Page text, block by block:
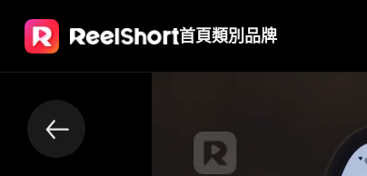
首頁類別 品牌